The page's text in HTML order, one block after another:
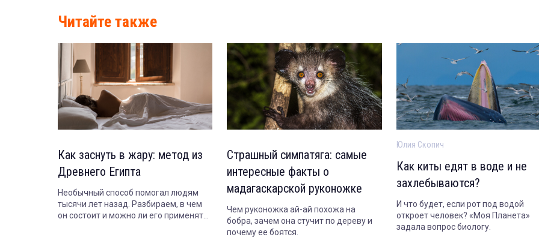
Читайте также
Как заснуть в жару: метод из
Древнего Египта
Необычный способ помогал людям
тысячи лет назад. Разбираем, в чем
он состоит и можно ли его применять
Страшный симпатяга: самые
интересные факты о
мадагаскарской руконожке
Чем руконожка ай-ай похожа на
бобра, зачем она стучит по дереву и
почему ее боятся.
Юлия Скопич
Как киты едят в воде и не
захлебываются?
И что будет, если рот под водой
откроет человек? «Моя Планета»
задала вопрос биологу.